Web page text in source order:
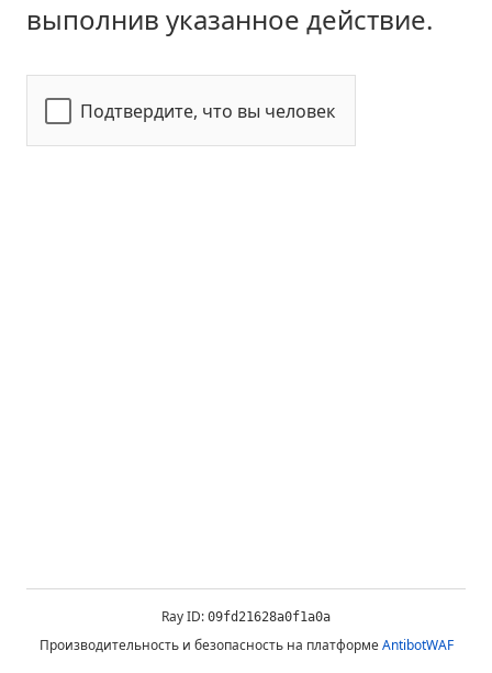
выполнив указанное действие.
Подтвердите, что вы человек
Ray ID: 09fd21628a0f1a0a
Производительность и безопасность на платформеAntibotWAF